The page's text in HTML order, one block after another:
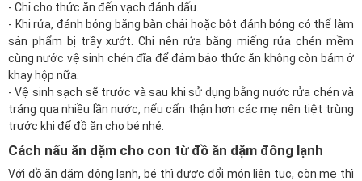
- Chỉ cho thức ăn đến vạch đánh dấu.
- Khi rửa, đánh bóng bằng bàn chải hoặc bột đánh bóng có thể làm
sản phẩm bị trầy xướt. Chỉ nên rửa bằng miếng rửa chén mềm
cùng nước vệ sinh chén đĩa để đảm bảo thức ăn không còn bám ở
khay hộp nữa.
- Vệ sinh sạch sẽ trước và sau khi sử dụng bằng nước rửa chén và
tráng qua nhiều lần nước, nếu cẩn thận hơn các mẹ nên tiệt trùng
trước khi để đồ ăn cho bé nhé.
Cách nấu ăn dặm cho con từ đồ ăn dặm đông lạnh
Với đồ ăn dặm đông lạnh, bé thì được đổi món liên tục, còn mẹ thì